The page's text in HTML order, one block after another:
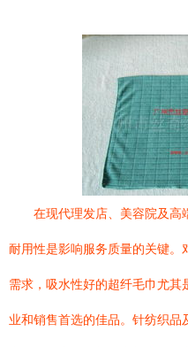
在现代理发店、美容院及高
耐用性是影响服务质量的关键。
需求，吸水性好的超纤毛巾尤
业和销售首选的佳品。针纺织